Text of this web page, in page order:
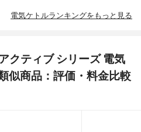
電気ケトルランキングをもっと見る
クティブ シリーズ 電気
似商品：評価・料金比較